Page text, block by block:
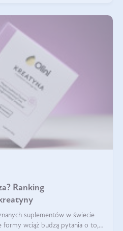
Ranking
suplementów w świecie
formy wciąż budzą pytania o to,